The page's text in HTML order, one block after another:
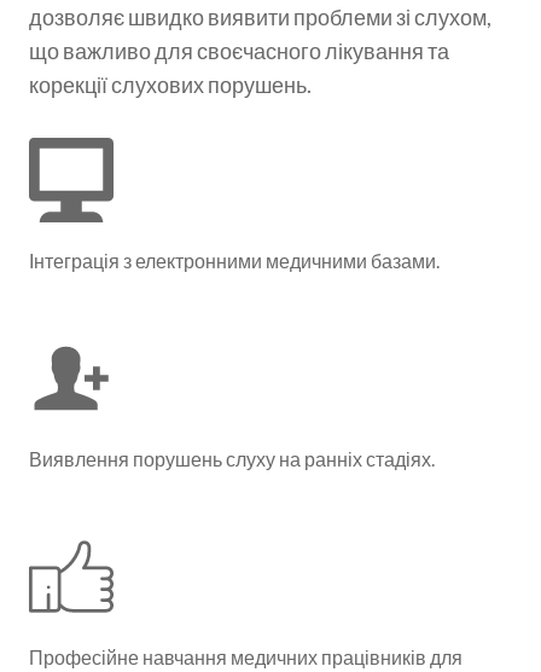
дозволяє швидко виявити проблеми зі слухом,
що важливо для своєчасного лікування та
корекції слухових порушень.
Інтеграція з електронними медичними базами.
Виявлення порушень слуху на ранніх стадіях.
Професійне навчання медичних працівників для